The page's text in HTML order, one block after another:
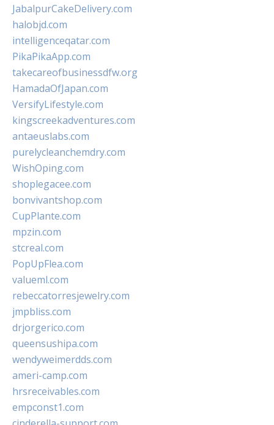
JabalpurCakeDelivery.com
halobjd.com
intelligenceqatar.com
PikaPikaApp.com
takecareofbusinessdfw.org
HamadaOfJapan.com
VersifyLifestyle.com
kingscreekadventures.com
antaeuslabs.com
purelycleanchemdry.com
WishOping.com
shoplegacee.com
bonvivantshop.com
CupPlante.com
mpzin.com
stcreal.com
PopUpFlea.com
valueml.com
rebeccatorresjewelry.com
jmpbliss.com
drjorgerico.com
queensushipa.com
wendyweimerdds.com
ameri-camp.com
hrsreceivables.com
empconst1.com